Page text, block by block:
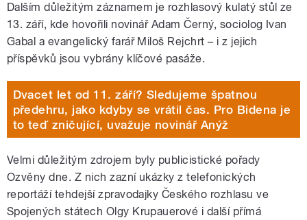
Dalším důležitým záznamem je rozhlasový kulatý stůl ze
13. září, kde hovořili novinář Adam Černý, sociolog Ivan
Gabal a evangelický farář Miloš Rejchrt – i z jejich
příspěvků jsou vybrány klíčové pasáže.
Dvacet let od 11. září? Sledujeme špatnou
předehru, jako kdyby se vrátil čas. Pro Bidena je
to teď zničující, uvažuje novinář Anýž
Velmi důležitým zdrojem byly publicistické pořady
Ozvěny dne. Z nich zazní ukázky z telefonických
reportáží tehdejší zpravodajky Českého rozhlasu ve
Spojených státech Olgy Krupauerové i další přímá